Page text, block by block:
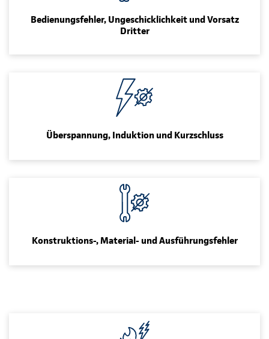
Bedienungsfehler, Ungeschicklichkeit und Vorsatz
Dritter
Überspannung, Induktion und Kurzschluss
Konstruktions-, Material- und Ausführungsfehler